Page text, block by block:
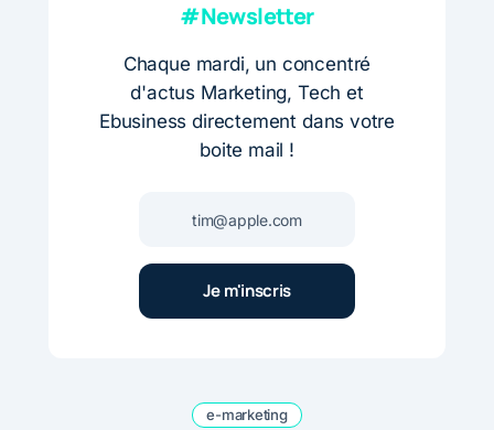
#Newsletter
Chaque mardi, un concentré
d'actus Marketing, Tech et
Ebusiness directement dans votre
boite mail !
e-marketing